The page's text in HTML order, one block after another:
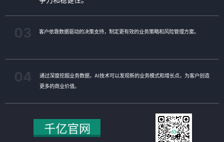
客户依靠数据驱动的决策支持，制定更有效的业务策略和风险管理方案。
通过深度挖掘业务数据，AI技术可以发现新的业务模式和增长点，为客户创造
更多的商业价值。